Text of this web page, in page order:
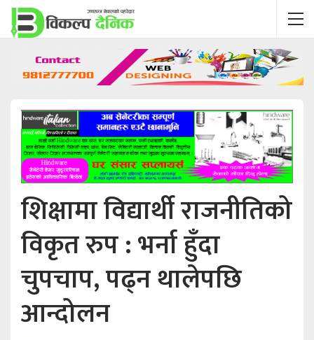
शिक्षामा विद्यार्थी राजनीतिको
विकृत रुप : भर्ना हुँदा
चुपचाप, पढ्न थालेपछि
आन्दोलन